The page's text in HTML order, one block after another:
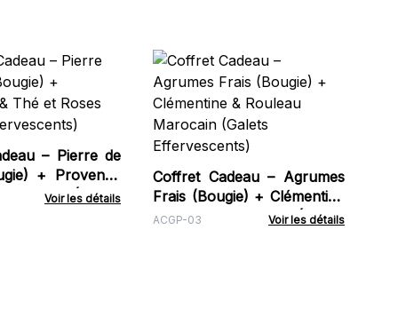
– Pierre de
+ Provence
(Galets
Voir les détails
Coffret Cadeau – Agrumes
Frais (Bougie) + Clémentine
& Rouleau Marocain (Galets
ACGP-03 Voir les détails